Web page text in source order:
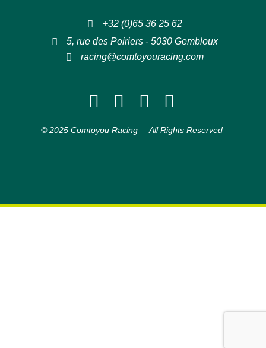
+32 (0)65 36 25 62
5, rue des Poiriers - 5030 Gembloux
racing@comtoyouracing.com
© 2025 Comtoyou Racing – All Rights Reserved